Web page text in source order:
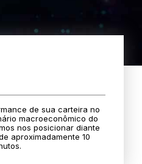
de sua carteira no
macroeconômico do
nos posicionar diante
aproximadamente 10